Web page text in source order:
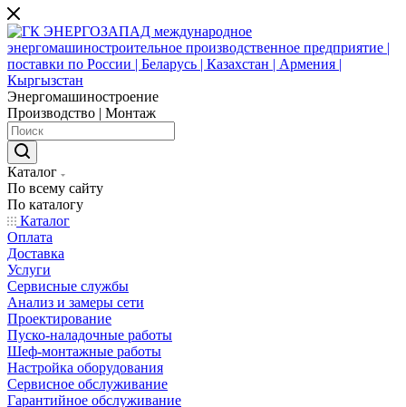
Энергомашиностроение
Производство | Монтаж
Каталог
По всему сайту
По каталогу
Каталог
Оплата
Доставка
Услуги
Сервисные службы
Анализ и замеры сети
Проектирование
Пуско-наладочные работы
Шеф-монтажные работы
Настройка оборудования
Сервисное обслуживание
Гарантийное обслуживание